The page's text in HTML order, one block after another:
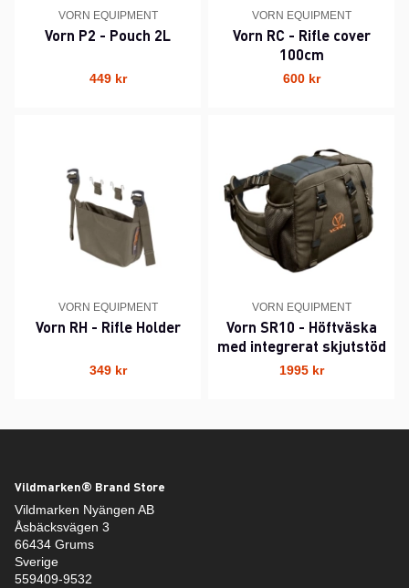
VORN EQUIPMENT
Vorn P2 - Pouch 2L
449 kr
VORN EQUIPMENT
Vorn RC - Rifle cover
100cm
600 kr
VORN EQUIPMENT
Vorn RH - Rifle Holder
349 kr
VORN EQUIPMENT
Vorn SR10 - Höftväska
med integrerat skjutstöd
1995 kr
Vildmarken® Brand Store
Vildmarken Nyängen AB
Åsbäcksvägen 3
66434 Grums
Sverige
559409-9532